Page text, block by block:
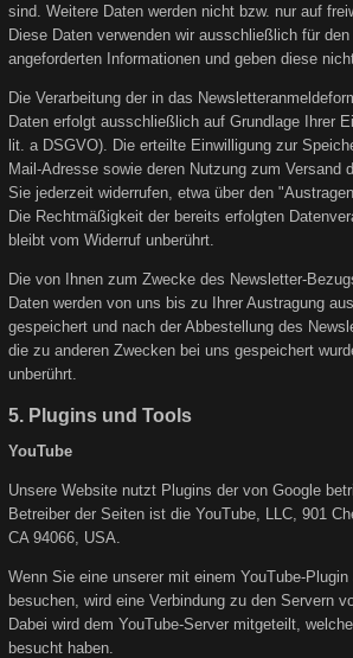
sind. Weitere Daten werden nicht bzw. nur auf
Diese Daten verwenden wir ausschließlich für
angeforderten Informationen und geben diese
Die Verarbeitung der in das
Daten erfolgt ausschließlich auf Grundlage Ihrer
lit. a DSGVO). Die erteilte Einwilligung zur
Mail-Adresse sowie deren Nutzung zum Versand
Sie jederzeit widerrufen, etwa über den
Die Rechtmäßigkeit der bereits erfolgten
bleibt vom Widerruf unberührt.
Die von Ihnen zum Zwecke des Newsletter-
Daten werden von uns bis zu Ihrer Austragung
gespeichert und nach der Abbestellung des
die zu anderen Zwecken bei uns gespeichert
unberührt.
5. Plugins und Tools
YouTube
Unsere Website nutzt Plugins der von Google
Betreiber der Seiten ist die YouTube, LLC, 901
CA 94066, USA.
Wenn Sie eine unserer mit einem YouTube-
besuchen, wird eine Verbindung zu den Servern
Dabei wird dem YouTube-Server mitgeteilt,
besucht haben.